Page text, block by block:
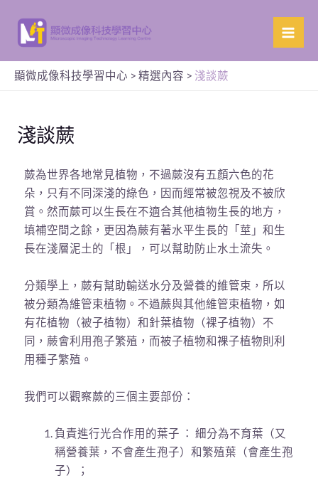
顯微成像科技學習中心 > 精選內容 > 淺談蕨
淺談蕨
蕨為世界各地常見植物，不過蕨沒有五顏六色的花
朵，只有不同深淺的綠色，因而經常被忽視及不被欣
賞。然而蕨可以生長在不適合其他植物生長的地方，
填補空間之餘，更因為蕨有著水平生長的「莖」和生
長在淺層泥土的「根」，可以幫助防止水土流失。
分類學上，蕨有幫助輸送水分及營養的維管束，所以
被分類為維管束植物。不過蕨與其他維管束植物，如
有花植物（被子植物）和針葉植物（裸子植物）不
同，蕨會利用孢子繁殖，而被子植物和裸子植物則利
用種子繁殖。
我們可以觀察蕨的三個主要部份：
負責進行光合作用的葉子 ： 細分為不育葉（又
稱營養葉，不會產生孢子）和繁殖葉（會產生孢
子）
；